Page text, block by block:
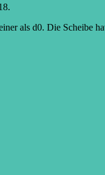
als d0. Die Scheibe